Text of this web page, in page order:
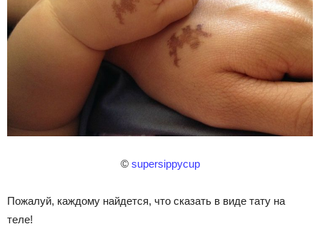
©supersippycup
Пожалуй, каждому найдется, что сказать в виде тату на
теле!